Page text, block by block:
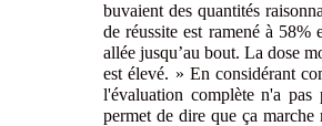
buvaient des quantités
de réussite est ramené à 58%
allée jusqu’au bout. La dose
est élevé. » En considérant
l'évaluation complète n'a
permet de dire que ça